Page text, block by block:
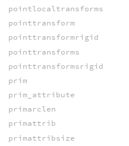
pointlocaltransforms
pointtransform
pointtransformrigid
pointtransforms
pointtransformsrigid
prim
prim_attribute
primarclen
primattrib
primattribsize